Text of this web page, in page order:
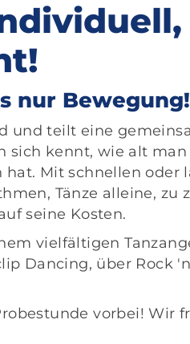
nur
und teilt eine
sich kennt, wie alt
Mit schnellen oder
Tänze alleine, zu
seine Kosten.
vielfältigen
Dancing, über Rock
vorbei! Wir